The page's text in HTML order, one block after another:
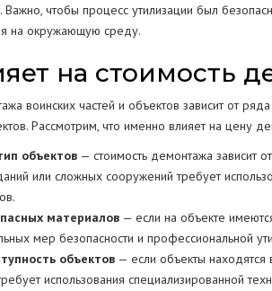
чтобы процесс утилизации был
на окружающую среду.
на стоимость
воинских частей и объектов зависит от
Рассмотрим, что именно влияет на цену
объектов — стоимость демонтажа зависит
или сложных сооружений требует
материалов — если на объекте
мер безопасности и профессиональной
объектов — если объекты находятся
использования специализированной